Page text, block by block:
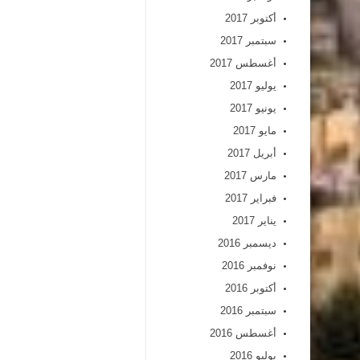
أكتوبر 2017
سبتمبر 2017
أغسطس 2017
يوليو 2017
يونيو 2017
مايو 2017
أبريل 2017
مارس 2017
فبراير 2017
يناير 2017
ديسمبر 2016
نوفمبر 2016
أكتوبر 2016
سبتمبر 2016
أغسطس 2016
يوليو 2016